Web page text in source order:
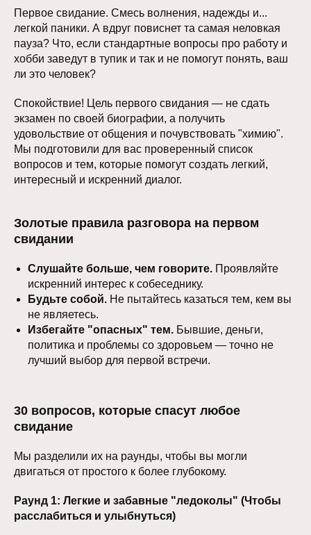
Первое свидание. Смесь волнения, надежды и...
легкой паники. А вдруг повиснет та самая неловкая
пауза? Что, если стандартные вопросы про работу и
хобби заведут в тупик и так и не помогут понять, ваш
ли это человек?
Спокойствие! Цель первого свидания — не сдать
экзамен по своей биографии, а получить
удовольствие от общения и почувствовать "химию".
Мы подготовили для вас проверенный список
вопросов и тем, которые помогут создать легкий,
интересный и искренний диалог.
Золотые правила разговора на первом
свидании
Слушайте больше, чем говорите. Проявляйте
искренний интерес к собеседнику.
Будьте собой. Не пытайтесь казаться тем, кем вы
не являетесь.
Избегайте "опасных" тем. Бывшие, деньги,
политика и проблемы со здоровьем — точно не
лучший выбор для первой встречи.
30 вопросов, которые спасут любое
свидание
Мы разделили их на раунды, чтобы вы могли
двигаться от простого к более глубокому.
Раунд 1: Легкие и забавные "ледоколы" (Чтобы
расслабиться и улыбнуться)